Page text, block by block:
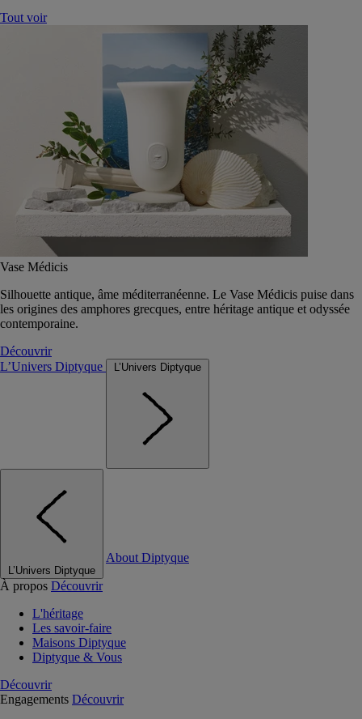
Tout voir
Vase Médicis
Silhouette antique, âme méditerranéenne. Le Vase Médicis puise dans
les origines des amphores grecques, entre héritage antique et odyssée
contemporaine.
Découvrir
L’Univers Diptyque
L’Univers Diptyque
L’Univers Diptyque
About Diptyque
À propos Découvrir
L'héritage
Les savoir-faire
Maisons Diptyque
Diptyque & Vous
Découvrir
Engagements Découvrir